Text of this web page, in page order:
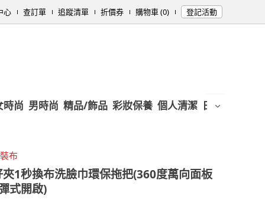
心 查訂單 追蹤清單 折價券 購物車 (0) 登記活動
時尚 男時尚 精品/飾品 彩妝保養 個人清潔 日用/紙品
布
1秒換布洗臉巾環保拖把(360度萬向面板
式開啟)